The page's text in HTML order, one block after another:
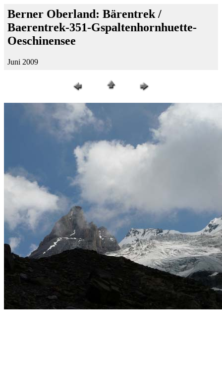
Berner Oberland: Bärentrek /
Baerentrek-351-Gspaltenhornhuette-
Oeschinensee
Juni 2009